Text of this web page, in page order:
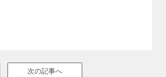
次の記事へ